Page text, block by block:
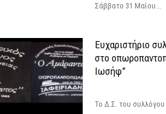
Σάββατο 31 Μαίου...
Ευχαριστήριο
στο
Ιωσήφ”
Το Δ.Σ. του